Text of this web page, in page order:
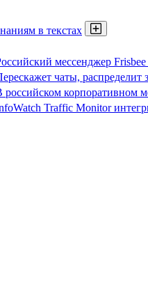
в текстах
мессенджер
чаты, распределит
российском корпоративном
Traffic Monitor